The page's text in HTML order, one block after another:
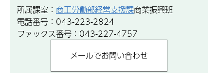
所属課室： 商工労働部経営支援課商業振興班
電話番号：043-223-2824
ファックス番号：043-227-4757